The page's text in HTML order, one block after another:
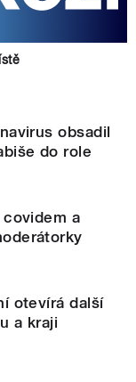
obsadil
do role
a
otevírá další
a kraji